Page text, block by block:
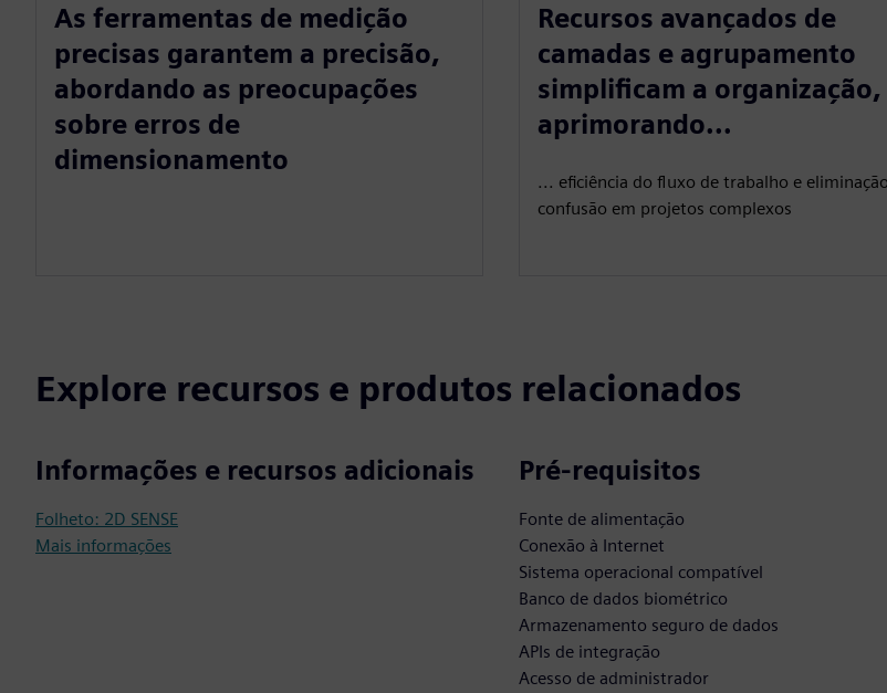
As ferramentas de medição
precisas garantem a precisão,
abordando as preocupações
sobre erros de
dimensionamento
Recursos avançados de
camadas e agrupamento
simplificam a organização,
aprimorando...
... eficiência do fluxo de trabalho e
confusão em projetos complexos
Explore recursos e produtos relacionados
Informações e recursos adicionais
Folheto: 2D SENSE
Mais informações
Pré-requisitos
Fonte de alimentação
Conexão à Internet
Sistema operacional compatível
Banco de dados biométrico
Armazenamento seguro de dados
APIs de integração
Acesso de administrador